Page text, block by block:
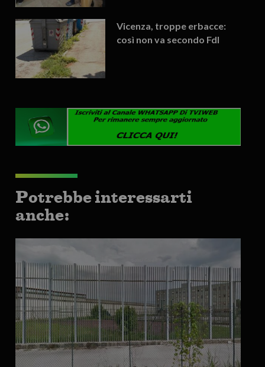
Vicenza, troppe erbacce:
così non va secondo FdI
Potrebbe interessarti
anche: